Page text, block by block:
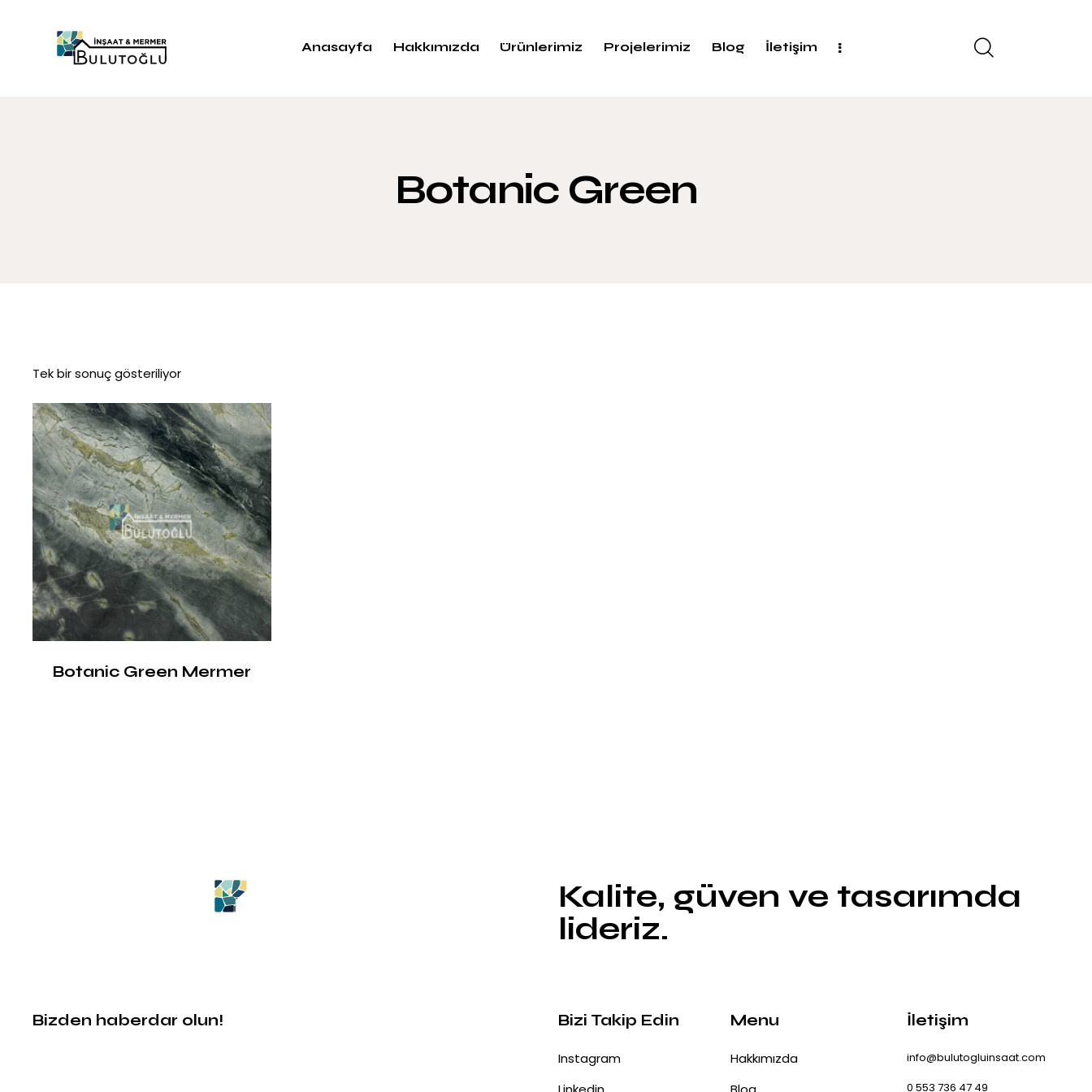
Anasayfa Hakkımızda Ürünlerimiz Projelerimiz Blog İletişim
Botanic Green
Tek bir sonuç gösteriliyor
Botanic Green Mermer
Kalite, güven ve tasarımda
lideriz.
Bizden haberdar olun! Bizi Takip Edin
Instagram
Menu
Hakkımızda
İletişim
info@bulutogluinsaat.com
0 553 736 47 49